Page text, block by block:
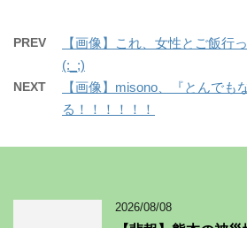
PREV
【画像】これ、女性とご飯行
(:_;)
NEXT
【画像】misono、『とんでも
る！！！！！！
2026/08/08